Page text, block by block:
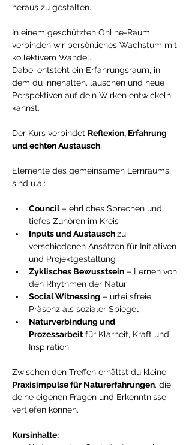
heraus zu gestalten.
In einem geschützten Online-Raum
verbinden wir persönliches Wachstum mit
kollektivem Wandel.
Dabei entsteht ein Erfahrungsraum, in
dem du innehalten, lauschen und neue
Perspektiven auf dein Wirken entwickeln
kannst.
Der Kurs verbindet Reflexion, Erfahrung
und echten Austausch.
Elemente des gemeinsamen Lernraums
sind u.a.:
Council – ehrliches Sprechen und
tiefes Zuhören im Kreis
Inputs und Austausch zu
verschiedenen Ansätzen für Initiativen
und Projektgestaltung
Zyklisches Bewusstsein – Lernen von
den Rhythmen der Natur
Social Witnessing – urteilsfreie
Präsenz als sozialer Spiegel
Naturverbindung und
Prozessarbeit für Klarheit, Kraft und
Inspiration
Zwischen den Treffen erhältst du kleine
Praxisimpulse für Naturerfahrungen, die
deine eigenen Fragen und Erkenntnisse
vertiefen können.
Kursinhalte: